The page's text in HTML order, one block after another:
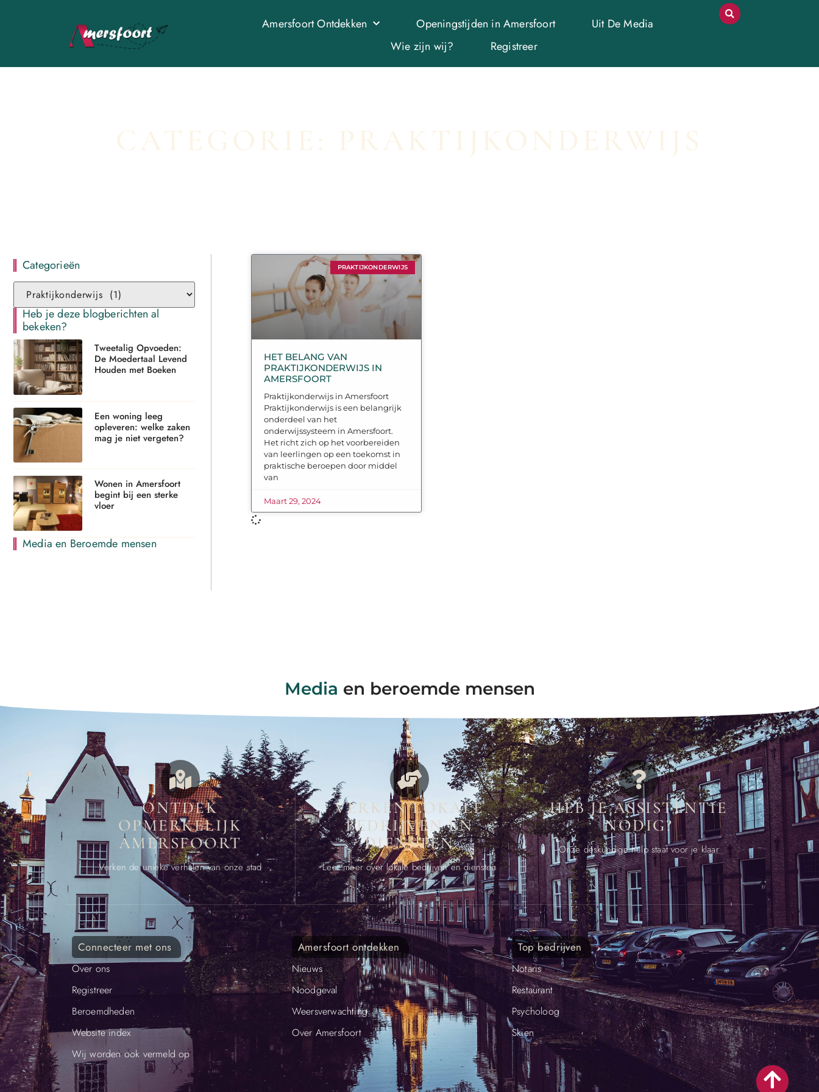
Amersfoort Ontdekken Openingstijden in Amersfoort
Uit De Media
Wie zijn wij?
Registreer
CATEGORIE: PRAKTIJKONDERWIJS
Categorieën
Heb je deze blogberichten al
bekeken?
Tweetalig Opvoeden:
De Moedertaal Levend
Houden met Boeken
Een woning leeg
opleveren: welke zaken
mag je niet vergeten?
Wonen in Amersfoort
begint bij een sterke
vloer
Media en Beroemde mensen
PRAKTIJKONDERWIJS
HET BELANG VAN
PRAKTIJKONDERWIJS IN
AMERSFOORT
Praktijkonderwijs in Amersfoort
Praktijkonderwijs is een belangrijk
onderdeel van het
onderwijssysteem in Amersfoort.
Het richt zich op het voorbereiden
van leerlingen op een toekomst in
praktische beroepen door middel
van
Maart 29, 2024
Media en beroemde mensen
ONTDEK
OPMERKELIJK
AMERSFOORT
Verken de unieke verhalen van onze stad
VERKEN LOKALE
BEDRIJVEN EN
DIENSTEN
Leer meer over lokale bedrijven en diensten
HEB JE ASSISTENTIE
NODIG?
Onze deskundige hulp staat voor je klaar
Connecteer met ons
Over ons
Registreer
Beroemdheden​
Website index
Wij worden ook vermeld op
Amersfoort ontdekken
Nieuws
Noodgeval
Weersverwachting
Over Amersfoort
Top bedrijven
Notaris
Restaurant
Psycholoog
Skien